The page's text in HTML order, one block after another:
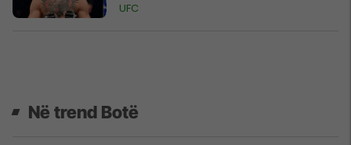
UFC
Në trend Botë